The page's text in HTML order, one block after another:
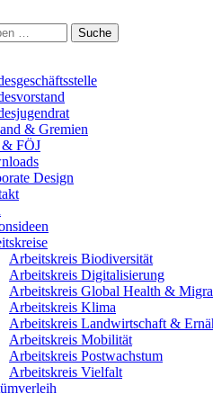
& Gremien
& FÖJ
Design
Arbeitskreis Biodiversität
Arbeitskreis Digitalisierung
Arbeitskreis Global Health &
Arbeitskreis Klima
Arbeitskreis Landwirtschaft &
Arbeitskreis Mobilität
Arbeitskreis Postwachstum
Arbeitskreis Vielfalt